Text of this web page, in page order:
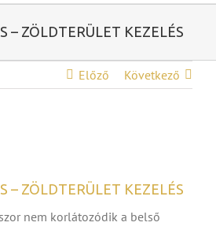
– ZÖLDTERÜLET KEZELÉS
Előző Következő
– ZÖLDTERÜLET KEZELÉS
nem korlátozódik a belső